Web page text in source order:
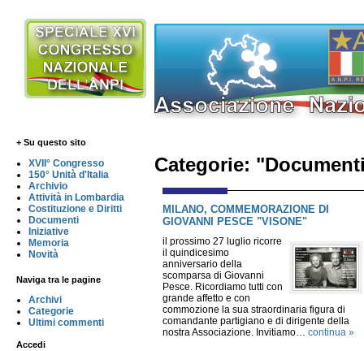
+ Su questo sito
XVII° Congresso
150° Unità d'Italia
Archivio
Attività in Lombardia
Costituzione e Diritti
Documenti
Iniziative
Memoria
Novità
Naviga tra le pagine
Archivi
Categorie
Ultimi commenti
Accedi
Categorie:
MILANO, COMMEMORAZIONE DI
GIOVANNI PESCE "VISONE"
il prossimo 27 luglio ricorre
il quindicesimo
anniversario della
scomparsa di Giovanni
Pesce. Ricordiamo tutti con
grande affetto e con
commozione la sua straordinaria figura di
comandante partigiano e di dirigente della
nostra Associazione. Invitiamo… continua »